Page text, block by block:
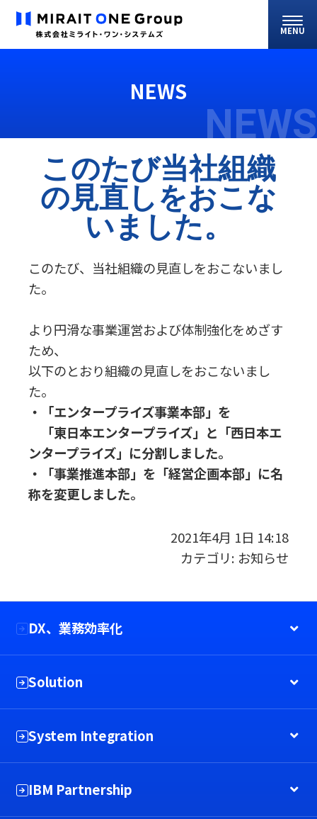
MENU
NEWS
NEWS
このたび当社組織
の見直しをおこな
いました。
このたび、当社組織の見直しをおこないまし
た。
より円滑な事業運営および体制強化をめざす
ため、
以下のとおり組織の見直しをおこないまし
た。
・「エンタープライズ事業本部」を
「東日本エンタープライズ」と「西日本エ
ンタープライズ」に分割しました。
・「事業推進本部」を「経営企画本部」に名
称を変更しました。
2021年4月 1日 14:18
カテゴリ: お知らせ
DX、業務効率化
Solution
System Integration
IBM Partnership